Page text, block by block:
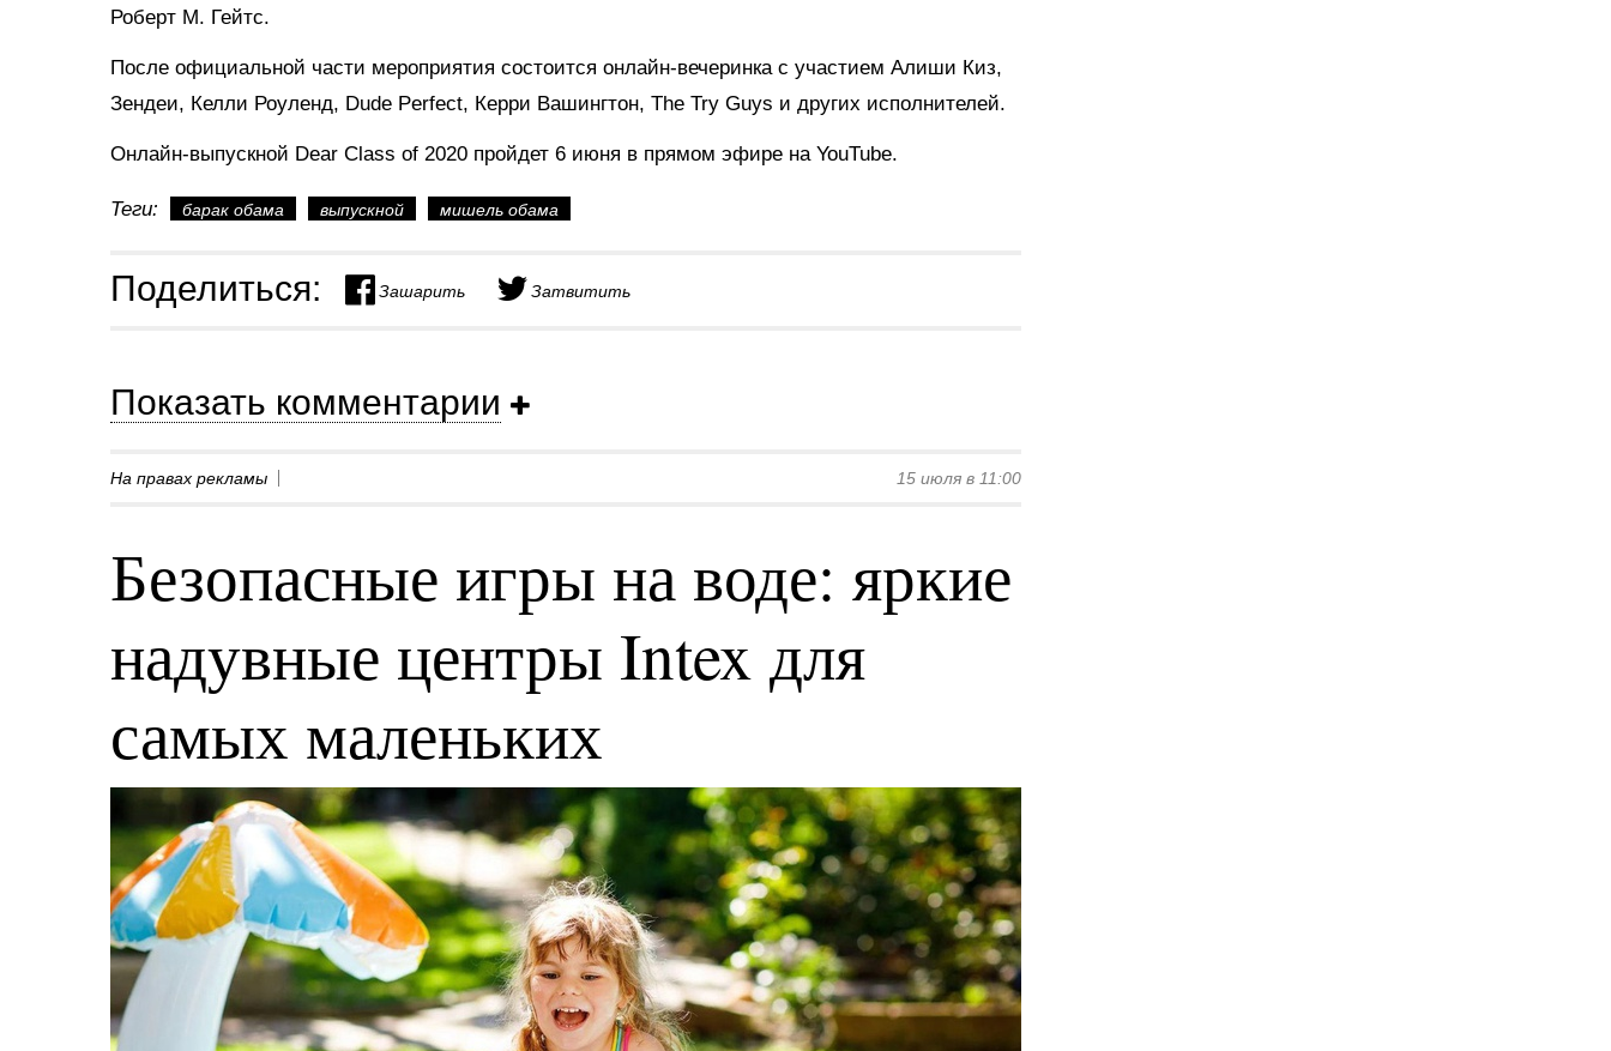
Роберт М. Гейтс.
После официальной части мероприятия состоится онлайн-вечеринка с участием Алиши Киз,
Зендеи, Келли Роуленд, Dude Perfect, Керри Вашингтон, The Try Guys и других исполнителей.
Онлайн-выпускной Dear Class of 2020 пройдет 6 июня в прямом эфире на YouTube.
Теги: барак обама выпускной мишель обама
Поделиться: Зашарить Затвитить
Показать комментарии
На правах рекламы 15 июля в 11:00
Безопасные игры на воде: яркие
надувные центры Intex для
самых маленьких